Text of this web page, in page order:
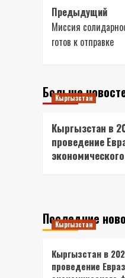
Навигация
записи
Предыдущий
Миссия
готов к отправке
Больше
Кыргызстан
Кыргызстан в
проведение
Последние
Кыргызстан
Кыргызстан в
проведение